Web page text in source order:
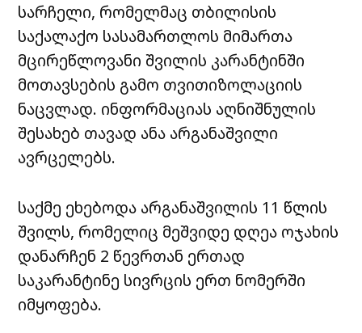
სარჩელი, რომელმაც თბილისის
საქალაქო სასამართლოს მიმართა
მცირეწლოვანი შვილის კარანტინში
მოთავსების გამო თვითიზოლაციის
ნაცვლად. ინფორმაციას აღნიშნულის
შესახებ თავად ანა არგანაშვილი
ავრცელებს.
საქმე ეხებოდა არგანაშვილის 11 წლის
შვილს, რომელიც მეშვიდე დღეა ოჯახის
დანარჩენ 2 წევრთან ერთად
საკარანტინე სივრცის ერთ ნომერში
იმყოფება.